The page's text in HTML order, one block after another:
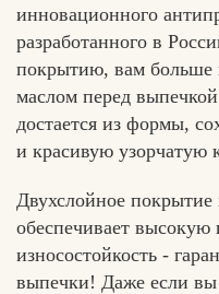
инновационного
разработанного в
покрытию, вам больше
маслом перед
достается из формы,
и красивую узорчатую
Двухслойное
обеспечивает высокую
износостойкость -
выпечки! Даже если вы